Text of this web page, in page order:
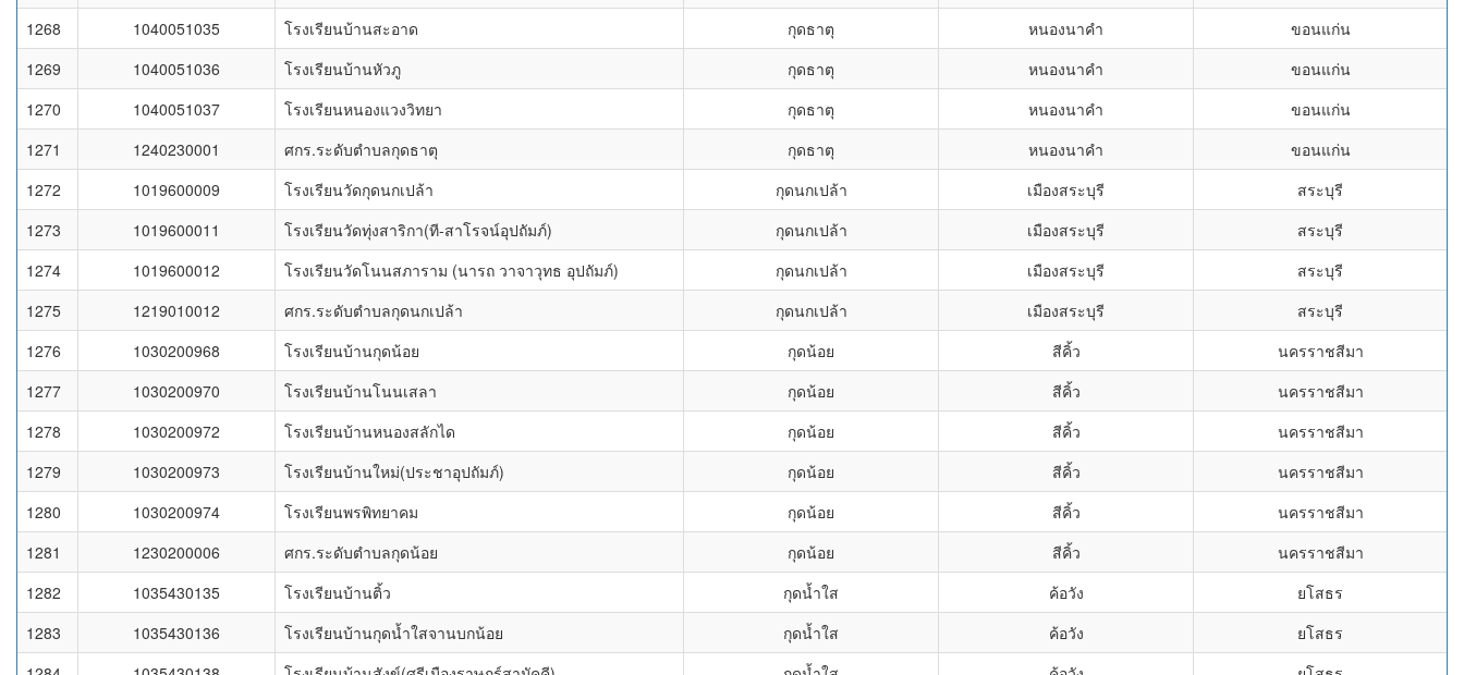
1268
1040051035 โรงเรียนบ้านสะอาด กุดธาตุ หนองนาคำ
ขอนแก่น
1269
1040051036 โรงเรียนบ้านหัวภู กุดธาตุ หนองนาคำ
ขอนแก่น
1270
1040051037 โรงเรียนหนองแวงวิทยา กุดธาตุ หนองนาคำ
ขอนแก่น
1271
1240230001 ศกร.ระดับตำบลกุดธาตุ กุดธาตุ หนองนาคำ
ขอนแก่น
1272
1019600009 โรงเรียนวัดกุดนกเปล้า กุดนกเปล้า เมืองสระบุรี
สระบุรี
1273
1019600011 โรงเรียนวัดทุ่งสาริกา(ที-สาโรจน์อุปถัมภ์) กุดนกเปล้า เมืองสระบุรี
สระบุรี
1274
1019600012 โรงเรียนวัดโนนสภาราม (นารถ วาจาวุทธ อุปถัมภ์) กุดนกเปล้า เมืองสระบุรี
สระบุรี
1275
1219010012 ศกร.ระดับตำบลกุดนกเปล้า กุดนกเปล้า เมืองสระบุรี
สระบุรี
1276
1030200968 โรงเรียนบ้านกุดน้อย กุดน้อย สีคิ้ว
นครราชสีมา
1277
1030200970 โรงเรียนบ้านโนนเสลา กุดน้อย สีคิ้ว
นครราชสีมา
1278
1030200972 โรงเรียนบ้านหนองสลักได กุดน้อย สีคิ้ว
นครราชสีมา
1279
1030200973 โรงเรียนบ้านใหม่(ประชาอุปถัมภ์) กุดน้อย สีคิ้ว
นครราชสีมา
1280
1030200974 โรงเรียนพรพิทยาคม กุดน้อย สีคิ้ว
นครราชสีมา
1281
1230200006 ศกร.ระดับตำบลกุดน้อย กุดน้อย สีคิ้ว
นครราชสีมา
1282
1035430135 โรงเรียนบ้านติ้ว กุดน้ำใส ค้อวัง
ยโสธร
1283
1035430136 โรงเรียนบ้านกุดน้ำใสจานบกน้อย กุดน้ำใส ค้อวัง
ยโสธร